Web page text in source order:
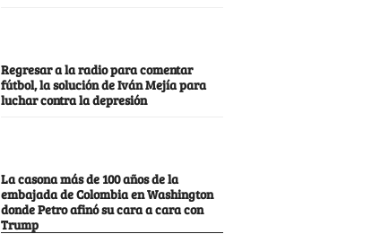
Regresar a la radio para comentar
fútbol, la solución de Iván Mejía para
luchar contra la depresión
La casona más de 100 años de la
embajada de Colombia en Washington
donde Petro afinó su cara a cara con
Trump